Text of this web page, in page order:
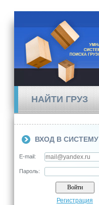
НАЙТИ ГРУЗ
ВХОД В СИСТЕМУ
E-mail:
Пароль:
Регистрация